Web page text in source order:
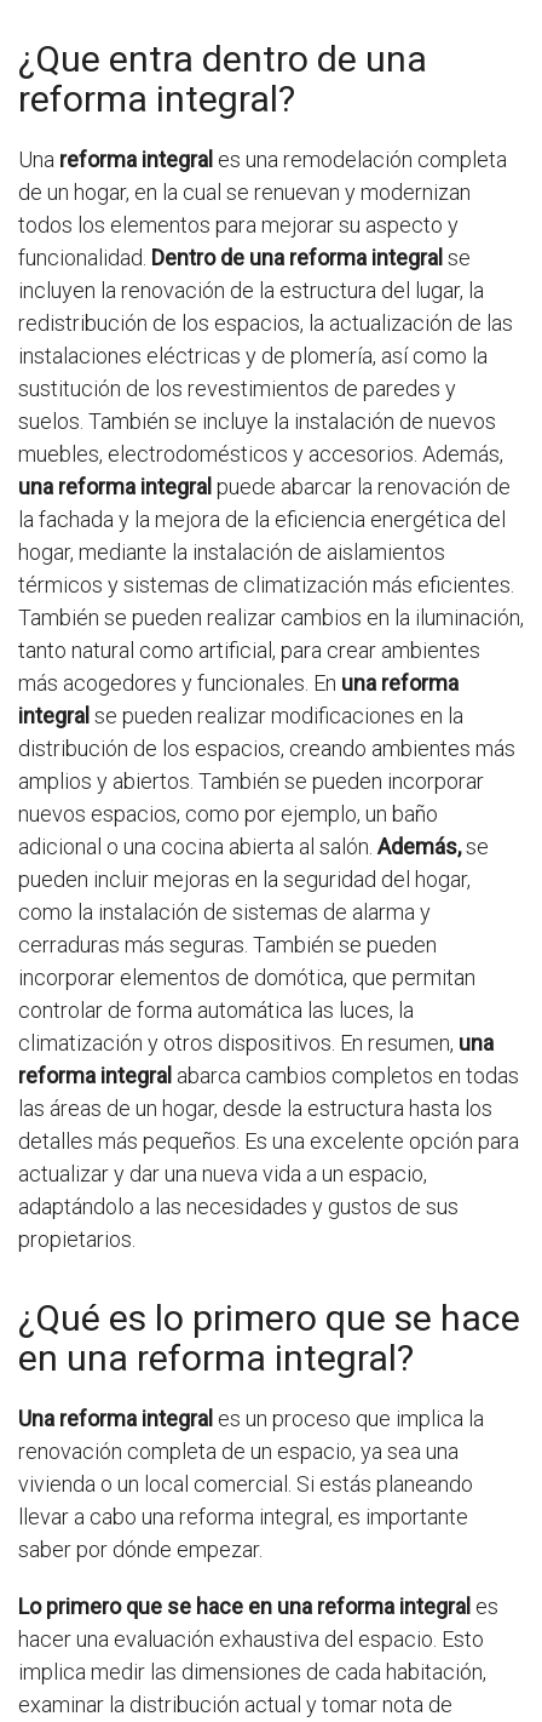
¿Que entra dentro de una
reforma integral?
Una reforma integral es una remodelación completa
de un hogar, en la cual se renuevan y modernizan
todos los elementos para mejorar su aspecto y
funcionalidad. Dentro de una reforma integral se
incluyen la renovación de la estructura del lugar, la
redistribución de los espacios, la actualización de las
instalaciones eléctricas y de plomería, así como la
sustitución de los revestimientos de paredes y
suelos. También se incluye la instalación de nuevos
muebles, electrodomésticos y accesorios. Además,
una reforma integral puede abarcar la renovación de
la fachada y la mejora de la eficiencia energética del
hogar, mediante la instalación de aislamientos
térmicos y sistemas de climatización más eficientes.
También se pueden realizar cambios en la iluminación,
tanto natural como artificial, para crear ambientes
más acogedores y funcionales. En una reforma
integral se pueden realizar modificaciones en la
distribución de los espacios, creando ambientes más
amplios y abiertos. También se pueden incorporar
nuevos espacios, como por ejemplo, un baño
adicional o una cocina abierta al salón. Además,se
pueden incluir mejoras en la seguridad del hogar,
como la instalación de sistemas de alarma y
cerraduras más seguras. También se pueden
incorporar elementos de domótica, que permitan
controlar de forma automática las luces, la
climatización y otros dispositivos. En resumen, una
reforma integral abarca cambios completos en todas
las áreas de un hogar, desde la estructura hasta los
detalles más pequeños. Es una excelente opción para
actualizar y dar una nueva vida a un espacio,
adaptándolo a las necesidades y gustos de sus
propietarios.
¿Qué es lo primero que se hace
en una reforma integral?
Una reforma integral es un proceso que implica la
renovación completa de un espacio, ya sea una
vivienda o un local comercial. Si estás planeando
llevar a cabo una reforma integral, es importante
saber por dónde empezar.
Lo primero que se hace en una reforma integral es
hacer una evaluación exhaustiva del espacio. Esto
implica medir las dimensiones de cada habitación,
examinar la distribución actual y tomar nota de